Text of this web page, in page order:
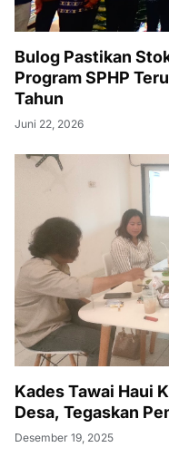
Bulog Pastikan
Program SPHP
Tahun
Juni 22, 2026
Kades Tawai Haui
Desa, Tegaskan
Desember 19, 2025